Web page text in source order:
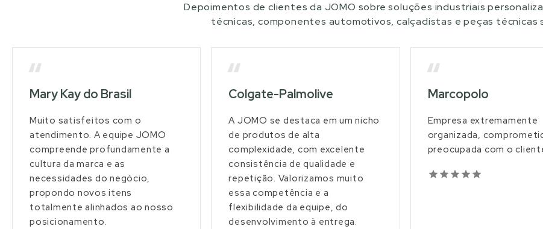
Depoimentos de clientes da JOMO sobre soluções industriais
técnicas, componentes automotivos, calçadistas e peças técnicas
“
Mary Kay do Brasil
Muito satisfeitos com o
atendimento. A equipe JOMO
compreende profundamente a
cultura da marca e as
necessidades do negócio,
propondo novos itens
totalmente alinhados ao nosso
posicionamento.
“
Colgate-Palmolive
A JOMO se destaca em um nicho
de produtos de alta
complexidade, com excelente
consistência de qualidade e
repetição. Valorizamos muito
essa competência e a
flexibilidade da equipe, do
desenvolvimento à entrega.
“
Marcopolo
Empresa extremamente
organizada,
preocupada com o